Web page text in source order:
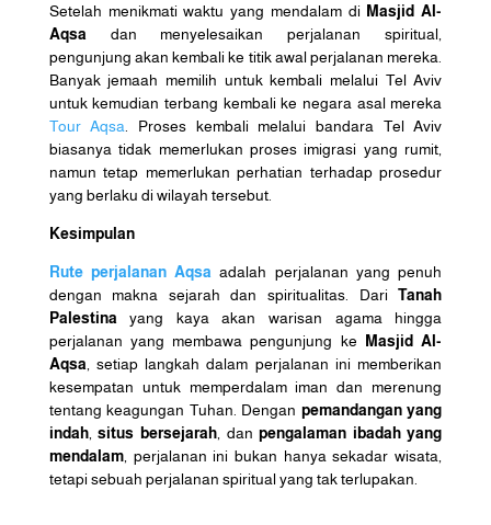
Setelah menikmati waktu yang mendalam di Masjid Al-
Aqsa dan menyelesaikan perjalanan spiritual,
pengunjung akan kembali ke titik awal perjalanan mereka.
Banyak jemaah memilih untuk kembali melalui Tel Aviv
untuk kemudian terbang kembali ke negara asal mereka
Tour Aqsa . Proses kembali melalui bandara Tel Aviv
biasanya tidak memerlukan proses imigrasi yang rumit,
namun tetap memerlukan perhatian terhadap prosedur
yang berlaku di wilayah tersebut.
Kesimpulan
Rute perjalanan Aqsa adalah perjalanan yang penuh
dengan makna sejarah dan spiritualitas. DariTanah
Palestina yang kaya akan warisan agama hingga
perjalanan yang membawa pengunjung ke
Masjid Al-
Aqsa , setiap langkah dalam perjalanan ini memberikan
kesempatan untuk memperdalam iman dan merenung
tentang keagungan Tuhan. Dengan pemandangan yang
indah,situs bersejarah, danpengalaman ibadah yang
mendalam, perjalanan ini bukan hanya sekadar wisata,
tetapi sebuah perjalanan spiritual yang tak terlupakan.